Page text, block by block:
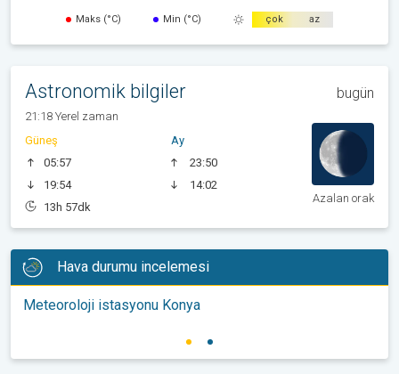
Maks (°C) Min (°C) çok az
Astronomik bilgiler bugün
21:18 Yerel zaman
Güneş
05:57
19:54
13h 57dk
Ay
23:50
14:02
Azalan orak
Hava durumu incelemesi
Meteoroloji istasyonu Konya